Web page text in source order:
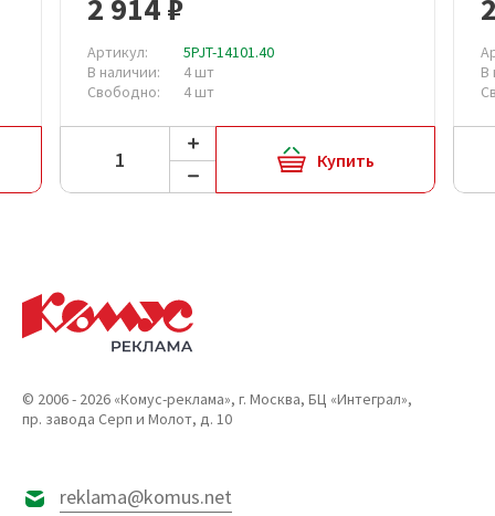
2 914 ₽
Артикул:
5PJT-14101.40
В наличии:
4 шт
Свободно:
4 шт
Купить
В
© 2006 - 2026 «Комус-реклама», г. Москва, БЦ «Интеграл»,
пр. завода Серп и Молот, д. 10
reklama@komus.net